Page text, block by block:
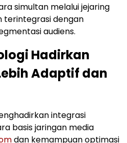
simultan melalui jejaring
terintegrasi dengan
audiens.
Hadirkan
Adaptif dan
integrasi
basis jaringan media
dan kemampuan optimasi